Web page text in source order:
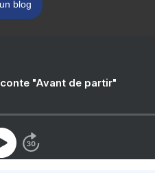
blog
"Avant de partir"